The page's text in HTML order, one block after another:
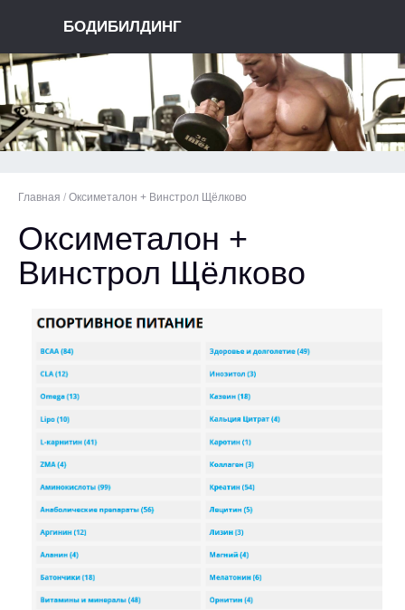
БОДИБИЛДИНГ
Главная / Оксиметалон + Винстрол Щёлково
Оксиметалон +
Винстрол Щёлково